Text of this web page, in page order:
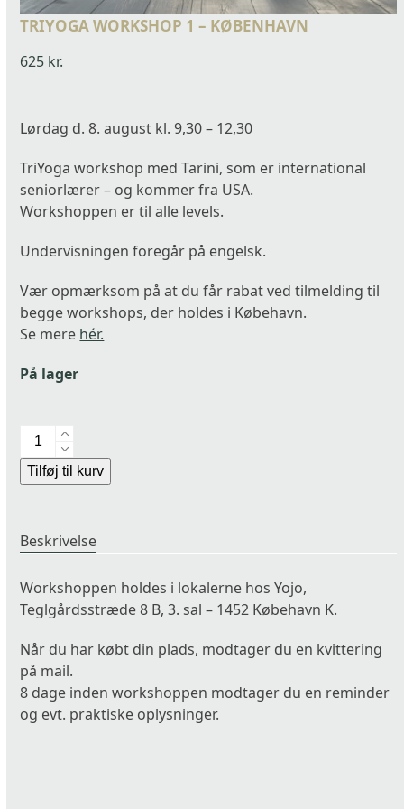
TRIYOGA WORKSHOP 1 – KØBENHAVN
625 kr.
Lørdag d. 8. august kl. 9,30 – 12,30
TriYoga workshop med Tarini, som er international
seniorlærer – og kommer fra USA.
Workshoppen er til alle levels.
Undervisningen foregår på engelsk.
Vær opmærksom på at du får rabat ved tilmelding til
begge workshops, der holdes i Købehavn.
Se mere hér.
På lager
TriYoga
workshop
1
antal
Tilføj til kurv
Beskrivelse
Workshoppen holdes i lokalerne hos Yojo,
Teglgårdsstræde 8 B, 3. sal – 1452 Købehavn K.
Når du har købt din plads, modtager du en kvittering
på mail.
8 dage inden workshoppen modtager du en reminder
og evt. praktiske oplysninger.